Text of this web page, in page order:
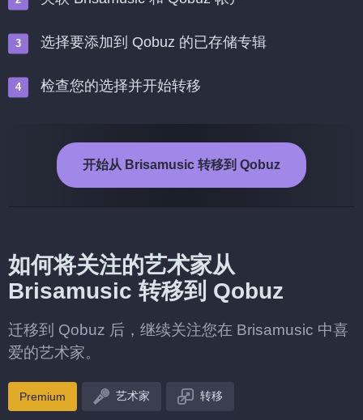
选择要添加到 Qobuz 的已存储专辑
检查您的选择并开始转移
开始从 Brisamusic 转移到 Qobuz
如何将关注的艺术家从
Brisamusic 转移到 Qobuz
迁移到 Qobuz 后，继续关注您在 Brisamusic 中喜
爱的艺术家。
Premium 艺术家 转移